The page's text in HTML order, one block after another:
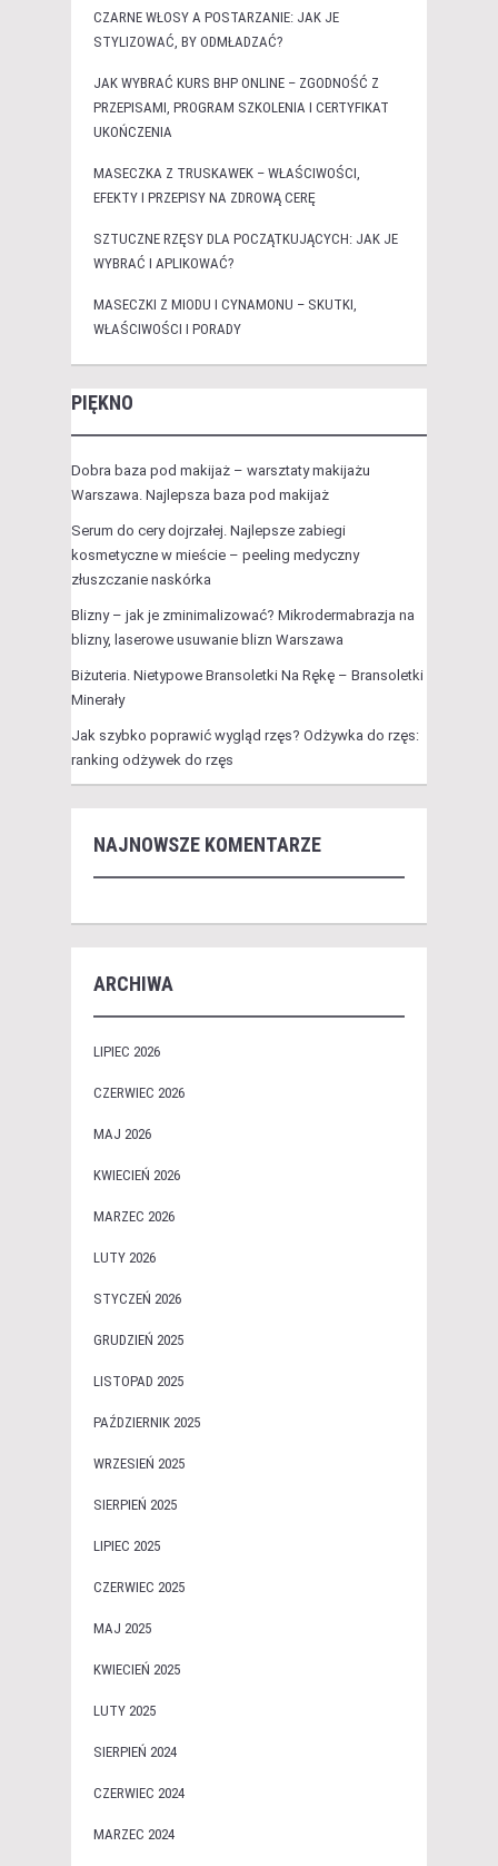
CZARNE WŁOSY A POSTARZANIE: JAK JE
STYLIZOWAĆ, BY ODMŁADZAĆ?
JAK WYBRAĆ KURS BHP ONLINE – ZGODNOŚĆ Z
PRZEPISAMI, PROGRAM SZKOLENIA I CERTYFIKAT
UKOŃCZENIA
MASECZKA Z TRUSKAWEK – WŁAŚCIWOŚCI,
EFEKTY I PRZEPISY NA ZDROWĄ CERĘ
SZTUCZNE RZĘSY DLA POCZĄTKUJĄCYCH: JAK JE
WYBRAĆ I APLIKOWAĆ?
MASECZKI Z MIODU I CYNAMONU – SKUTKI,
WŁAŚCIWOŚCI I PORADY
PIĘKNO
Dobra baza pod makijaż – warsztaty makijażu
Warszawa. Najlepsza baza pod makijaż
Serum do cery dojrzałej. Najlepsze zabiegi
kosmetyczne w mieście – peeling medyczny
złuszczanie naskórka
Blizny – jak je zminimalizować? Mikrodermabrazja na
blizny, laserowe usuwanie blizn Warszawa
Biżuteria. Nietypowe Bransoletki Na Rękę – Bransoletki
Minerały
Jak szybko poprawić wygląd rzęs? Odżywka do rzęs:
ranking odżywek do rzęs
NAJNOWSZE KOMENTARZE
ARCHIWA
LIPIEC 2026
CZERWIEC 2026
MAJ 2026
KWIECIEŃ 2026
MARZEC 2026
LUTY 2026
STYCZEŃ 2026
GRUDZIEŃ 2025
LISTOPAD 2025
PAŹDZIERNIK 2025
WRZESIEŃ 2025
SIERPIEŃ 2025
LIPIEC 2025
CZERWIEC 2025
MAJ 2025
KWIECIEŃ 2025
LUTY 2025
SIERPIEŃ 2024
CZERWIEC 2024
MARZEC 2024